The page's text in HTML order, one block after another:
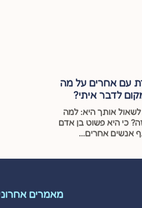
עם אחרים על מה
לדבר איתי?
אותך היא: למה
כי היא פשוט בן אדם
אנשים אחרים...
מאמרים